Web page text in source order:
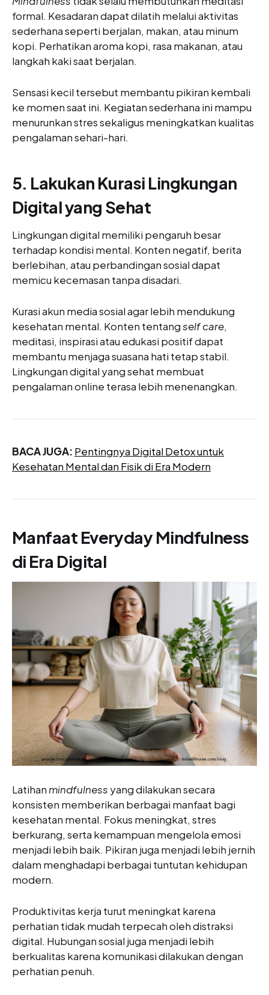
formal. Kesadaran dapat dilatih melalui aktivitas
sederhana seperti berjalan, makan, atau minum
kopi. Perhatikan aroma kopi, rasa makanan, atau
langkah kaki saat berjalan.
Sensasi kecil tersebut membantu pikiran kembali
ke momen saat ini. Kegiatan sederhana ini mampu
menurunkan stres sekaligus meningkatkan kualitas
pengalaman sehari-hari.
5. Lakukan Kurasi Lingkungan
Digital yang Sehat
Lingkungan digital memiliki pengaruh besar
terhadap kondisi mental. Konten negatif, berita
berlebihan, atau perbandingan sosial dapat
memicu kecemasan tanpa disadari.
Kurasi akun media sosial agar lebih mendukung
kesehatan mental. Konten tentangself care,
meditasi, inspirasi atau edukasi positif dapat
membantu menjaga suasana hati tetap stabil.
Lingkungan digital yang sehat membuat
pengalaman online terasa lebih menenangkan.
BACA JUGA: Pentingnya Digital Detox untuk
Kesehatan Mental dan Fisik di Era Modern
Manfaat Everyday Mindfulness
di Era Digital
Latihanmindfulness yang dilakukan secara
konsisten memberikan berbagai manfaat bagi
kesehatan mental. Fokus meningkat, stres
berkurang, serta kemampuan mengelola emosi
menjadi lebih baik. Pikiran juga menjadi lebih jernih
dalam menghadapi berbagai tuntutan kehidupan
modern.
Produktivitas kerja turut meningkat karena
perhatian tidak mudah terpecah oleh distraksi
digital. Hubungan sosial juga menjadi lebih
berkualitas karena komunikasi dilakukan dengan
perhatian penuh.